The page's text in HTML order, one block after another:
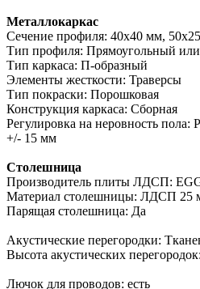
Металлокаркас
Сечение профиля: 40х40 мм,
Тип профиля: Прямоугольный
Тип каркаса: П-образный
Элементы жесткости: Траверсы
Тип покраски: Порошковая
Конструкция каркаса: Сборная
Регулировка на неровность пола:
+/- 15 мм
Столешница
Производитель плиты ЛДСП:
Материал столешницы: ЛДСП 25
Парящая столешница: Да
Акустические перегородки:
Высота акустических
Лючок для проводов: есть